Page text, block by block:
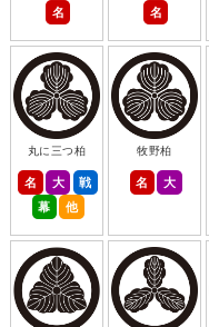
名 名
丸に三つ柏
名 大
戦
幕
他
牧野柏
名 大